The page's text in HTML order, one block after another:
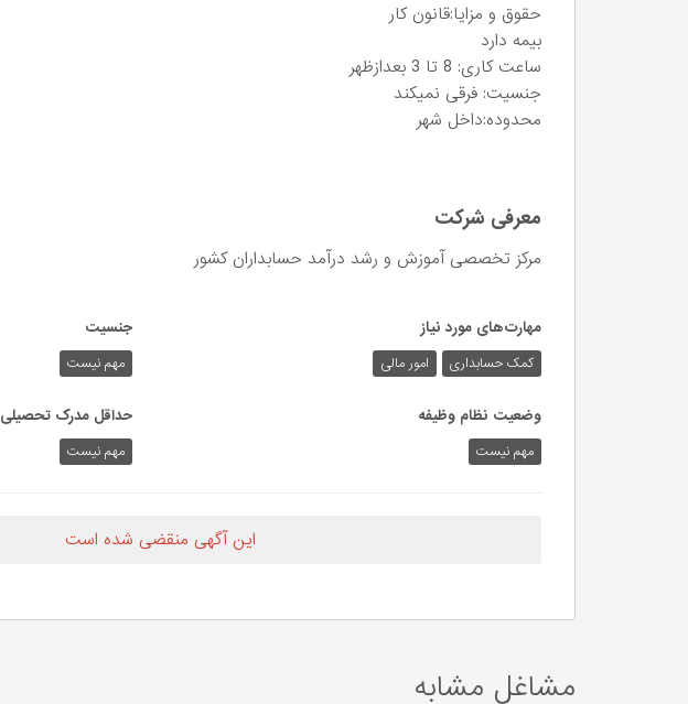
حقوق و مزایا:قانون کار
بیمه دارد
ساعت کاری: 8 تا 3 بعدازظهر
جنسیت: فرقی نمیکند
محدوده:داخل شهر
معرفی شرکت
مرکز تخصصی آموزش و رشد درآمد حسابداران کشور
مهارت‌های مورد نیاز
کمک حسابداری امور مالی
جنسیت
مهم نیست
وضعیت نظام وظیفه
مهم‌ نیست
حداقل مدرک تحصیلی
مهم نیست
این آگهی منقضی شده است
مشاغل مشابه